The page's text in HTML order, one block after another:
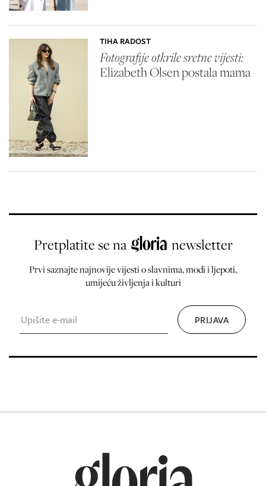
TIHA RADOST
Fotografije otkrile sretne vijesti:
Elizabeth Olsenpostala mama
Pretplatite se na newsletter
Prvi saznajte najnovije vijesti o slavnima, modi i ljepoti,
umijeću življenja i kulturi